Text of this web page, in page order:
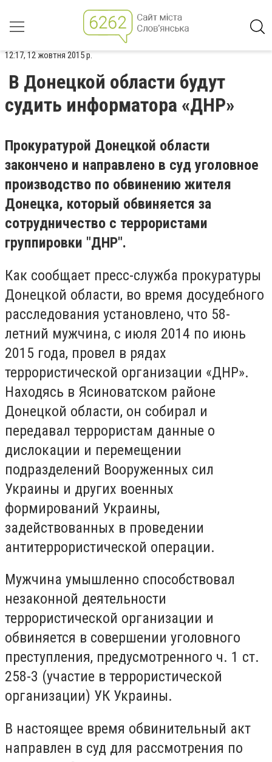
12:17, 12 жовтня 2015 р.
В Донецкой области будут
судить информатора «ДНР»
Прокуратурой Донецкой области
закончено и направлено в суд уголовное
производство по обвинению жителя
Донецка, который обвиняется за
сотрудничество с террористами
группировки "ДНР".
Как сообщает пресс-служба прокуратуры
Донецкой области, во время досудебного
расследования установлено, что 58-
летний мужчина, с июля 2014 по июнь
2015 года, провел в рядах
террористической организации «ДНР».
Находясь в Ясиноватском районе
Донецкой области, он собирал и
передавал террористам данные о
дислокации и перемещении
подразделений Вооруженных сил
Украины и других военных
формирований Украины,
задействованных в проведении
антитеррористической операции.
Мужчина умышленно способствовал
незаконной деятельности
террористической организации и
обвиняется в совершении уголовного
преступления, предусмотренного ч. 1 ст.
258-3 (участие в террористической
организации) УК Украины.
В настоящее время обвинительный акт
направлен в суд для рассмотрения по